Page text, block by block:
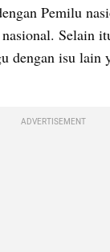
Pemilu
Selain
dengan isu lain
ADVERTISEMENT